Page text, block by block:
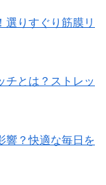
選りすぐり筋膜リ
チとは？ストレッ
響？快適な毎日を